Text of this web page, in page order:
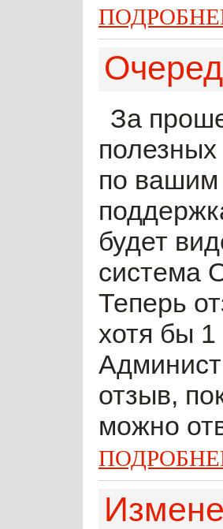
За
по вашим
будет
система
Теперь
хотя бы 1
отзыв,
можно